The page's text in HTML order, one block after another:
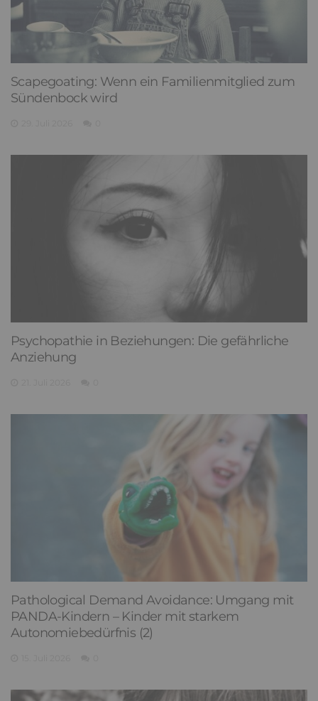
Scapegoating: Wenn ein Familienmitglied zum
Sündenbock wird
Psychopathie in Beziehungen: Die gefährliche
Anziehung
Pathological Demand Avoidance: Umgang mit
PANDA-Kindern – Kinder mit starkem
Autonomiebedürfnis (2)